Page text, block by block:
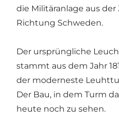
die Militäranlage aus
Richtung Schweden.
Der ursprüngliche
stammt aus dem Jahr
der moderneste
Der Bau, in dem Turm
heute noch zu sehen.